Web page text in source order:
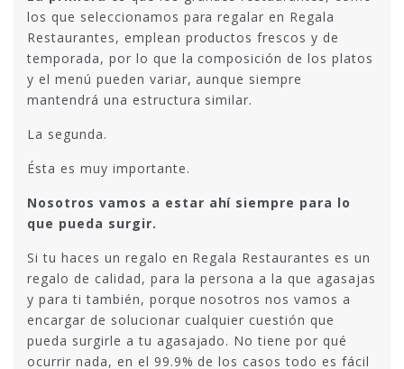
los que seleccionamos para regalar en Regala
Restaurantes, emplean productos frescos y de
temporada, por lo que la composición de los platos
y el menú pueden variar, aunque siempre
mantendrá una estructura similar.
La segunda.
Ésta es muy importante.
Nosotros vamos a estar ahí siempre para lo
que pueda surgir.
Si tu haces un regalo en Regala Restaurantes es un
regalo de calidad, para la persona a la que agasajas
y para ti también, porque nosotros nos vamos a
encargar de solucionar cualquier cuestión que
pueda surgirle a tu agasajado. No tiene por qué
ocurrir nada, en el 99.9% de los casos todo es fácil